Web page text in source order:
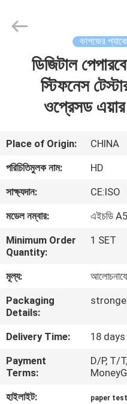
ভিডিও
শো
আমাদের
সম্পর্কে
কারখানা
পরিদর্শন
গুণমান
নিয়ন্ত্রণ
কাগজের
ডিজিটাল
স্টিফনেস
ওপ্রেসড
Place of Origin:
CHINA
পরিচিতিমুলক নাম:
HD
সাক্ষ্যদান:
CE:ISO
মডেল নম্বার:
এইচডি
Minimum Order
Quantity:
1 SET
মূল্য:
Packaging
Details:
Delivery Time:
18
Payment
Terms:
D/P, T/
হাইলাইট:
paper